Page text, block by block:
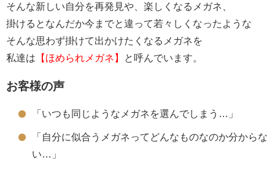
そんな新しい自分を再発見や、楽しくなるメガネ、
掛けるとなんだか今までと違って若々しくなったような
そんな思わず掛けて出かけたくなるメガネを
私達は 【ほめられメガネ】 と呼んでいます。
お客様の声
「いつも同じようなメガネを選んでしまう…」
「自分に似合うメガネってどんなものなのか分からな
い…」